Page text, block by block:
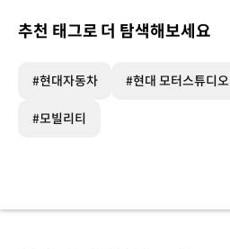
추천 태그로 더 탐색해보세요
#현대자동차 #현대 모터스튜디오
#모빌리티